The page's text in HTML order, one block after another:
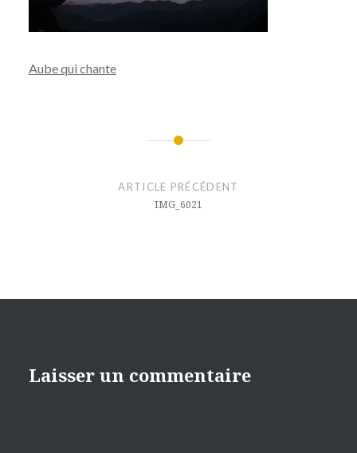
Aube qui chante
ARTICLE PRÉCÉDENT
IMG_6021
Laisser un commentaire